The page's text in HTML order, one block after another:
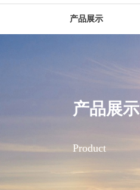
产品展示
产品展示
Product